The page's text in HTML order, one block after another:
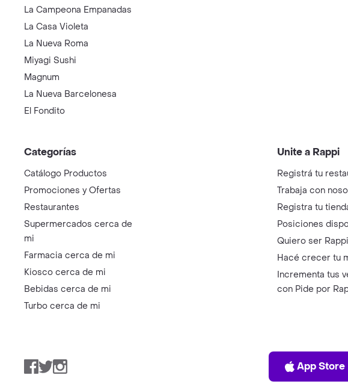
La Campeona Empanadas
La Casa Violeta
La Nueva Roma
Miyagi Sushi
Magnum
La Nueva Barcelonesa
El Fondito
Categorías
Catálogo Productos
Promociones y Ofertas
Restaurantes
Supermercados cerca de
mi
Farmacia cerca de mi
Kiosco cerca de mi
Bebidas cerca de mi
Turbo cerca de mi
Unite a Rappi
Registrá tu
Trabaja con
Registra tu
Posiciones
Quiero ser
Hacé crecer tu
Incrementa tus
con Pide por
Facebook
TwitterInstagram
App
App Store